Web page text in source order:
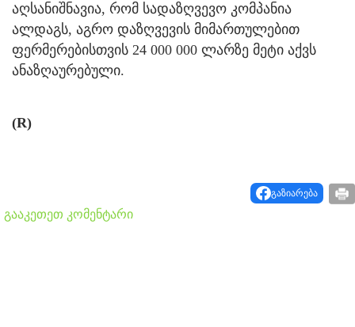
აღსანიშნავია, რომ სადაზღვევო კომპანია
ალდაგს, აგრო დაზღვევის მიმართულებით
ფერმერებისთვის 24 000 000 ლარზე მეტი აქვს
ანაზღაურებული.
(R)
გაზიარება
გააკეთეთ კომენტარი